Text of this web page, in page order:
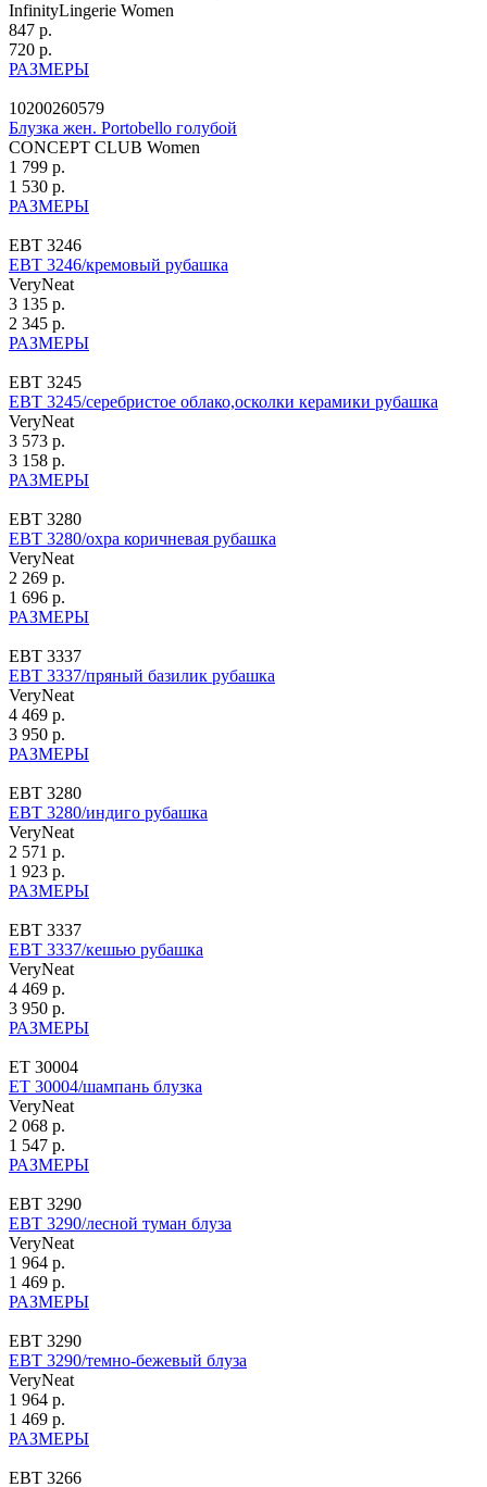
InfinityLingerie Women
847 р.
720 р.
РАЗМЕРЫ
10200260579
Блузка жен. Portobello голубой
CONCEPT CLUB Women
1 799 р.
1 530 р.
РАЗМЕРЫ
ЕВТ 3246
ЕВТ 3246/кремовый рубашка
VeryNeat
3 135 р.
2 345 р.
РАЗМЕРЫ
ЕВТ 3245
ЕВТ 3245/серебристое облако,осколки керамики рубашка
VeryNeat
3 573 р.
3 158 р.
РАЗМЕРЫ
ЕВТ 3280
ЕВТ 3280/охра коричневая рубашка
VeryNeat
2 269 р.
1 696 р.
РАЗМЕРЫ
ЕВТ 3337
ЕВТ 3337/пряный базилик рубашка
VeryNeat
4 469 р.
3 950 р.
РАЗМЕРЫ
ЕВТ 3280
ЕВТ 3280/индиго рубашка
VeryNeat
2 571 р.
1 923 р.
РАЗМЕРЫ
ЕВТ 3337
ЕВТ 3337/кешью рубашка
VeryNeat
4 469 р.
3 950 р.
РАЗМЕРЫ
ЕТ 30004
ЕТ 30004/шампань блузка
VeryNeat
2 068 р.
1 547 р.
РАЗМЕРЫ
ЕВТ 3290
ЕВТ 3290/лесной туман блуза
VeryNeat
1 964 р.
1 469 р.
РАЗМЕРЫ
ЕВТ 3290
ЕВТ 3290/темно-бежевый блуза
VeryNeat
1 964 р.
1 469 р.
РАЗМЕРЫ
ЕВТ 3266